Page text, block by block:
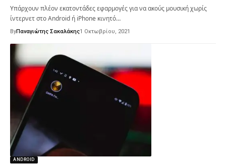
Υπάρχουν πλέον εκατοντάδες εφαρμογές για να ακούς μουσική χωρίς
ίντερνετ στο Android ή iPhone κινητό…
ByΠαναγιώτης Σακαλάκης1 Οκτωβρίου, 2021
ANDROID